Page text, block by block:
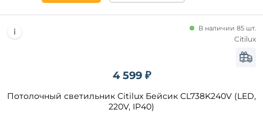
4 599 ₽
Потолочный светильник Citilux Бейсик CL738K240V (LED,
220V, IP40)
В наличии 85 шт.
Citilux